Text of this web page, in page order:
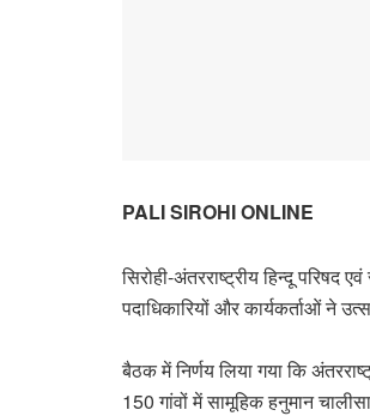
PALI SIROHI ONLINE
सिरोही-अंतरराष्ट्रीय हिन्दू
पदाधिकारियों और कार्यकर्ताओं ने
बैठक में निर्णय लिया गया कि
150 गांवों में सामूहिक हनुमान